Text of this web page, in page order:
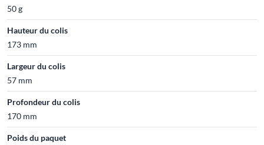
50 g
Hauteur du colis
173 mm
Largeur du colis
57 mm
Profondeur du colis
170 mm
Poids du paquet